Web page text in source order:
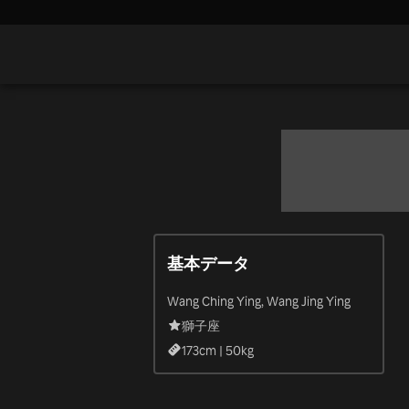
基本データ
Wang Ching Ying, Wang Jing Ying
獅子座
173cm | 50kg